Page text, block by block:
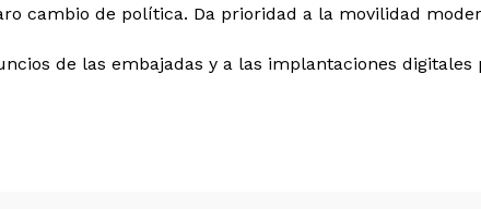
cambio de política. Da prioridad a la movilidad
de las embajadas y a las implantaciones digitales